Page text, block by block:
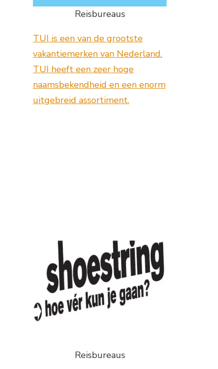
Reisbureaus
TUI is een van de grootste
vakantiemerken van Nederland.
TUI heeft een zeer hoge
naamsbekendheid en een enorm
uitgebreid assortiment.
Reisbureaus